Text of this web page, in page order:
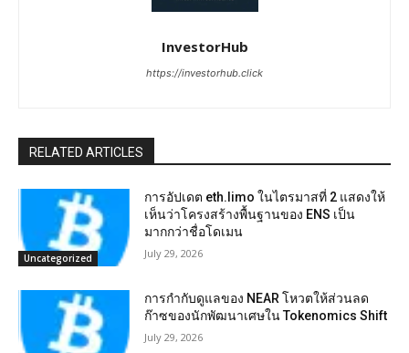
InvestorHub
https://investorhub.click
RELATED ARTICLES
Uncategorized
การอัปเดต eth.limo ในไตรมาสที่ 2 แสดงให้
เห็นว่าโครงสร้างพื้นฐานของ ENS เป็น
มากกว่าชื่อโดเมน
July 29, 2026
การกำกับดูแลของ NEAR โหวตให้ส่วนลด
ก๊าซของนักพัฒนาเศษใน Tokenomics Shift
July 29, 2026